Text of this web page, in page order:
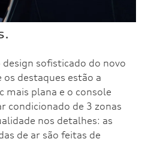
design sofisticado do novo
destaques estão a
mais plana e o console
condicionado de 3 zonas
nos detalhes: as
de ar são feitas de